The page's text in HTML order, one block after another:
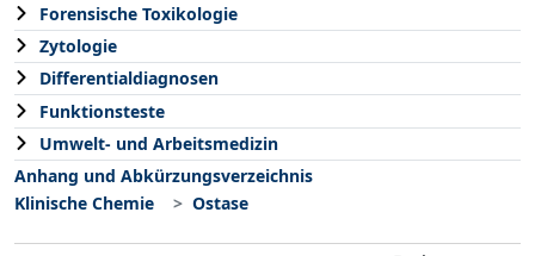
Forensische Toxikologie
Zytologie
Differentialdiagnosen
Funktionsteste
Umwelt- und Arbeitsmedizin
Anhang und Abkürzungsverzeichnis
Klinische Chemie
Ostase